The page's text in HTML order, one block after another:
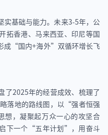
实基础与能力。未来3-5年，公
拓香港、马来西亚、印尼等国
成“国内+海外”双循环增长飞
了2025年的经营成效、梳理了
落地的路线图，以“强者恒强
想，凝聚起万众一心的攻坚合
下一个“五年计划”，用奋斗